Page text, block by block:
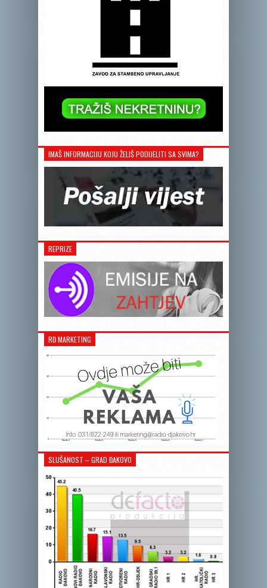
IMAŠ INFORMACIJU KOJU ŽELIŠ PODIJELITI SA SVIMA?
REPRIZE
RĐ MARKETING
SLUŠANOST – GRAD ĐAKOVO